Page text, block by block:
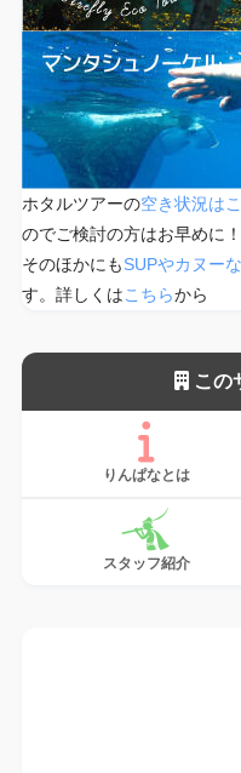
ホタルツアーの空き状況は
のでご検討の方はお早めに！
そのほかにもSUPやカヌー
す。詳しくはこちらから
この
りんぱなとは
スタッフ紹介